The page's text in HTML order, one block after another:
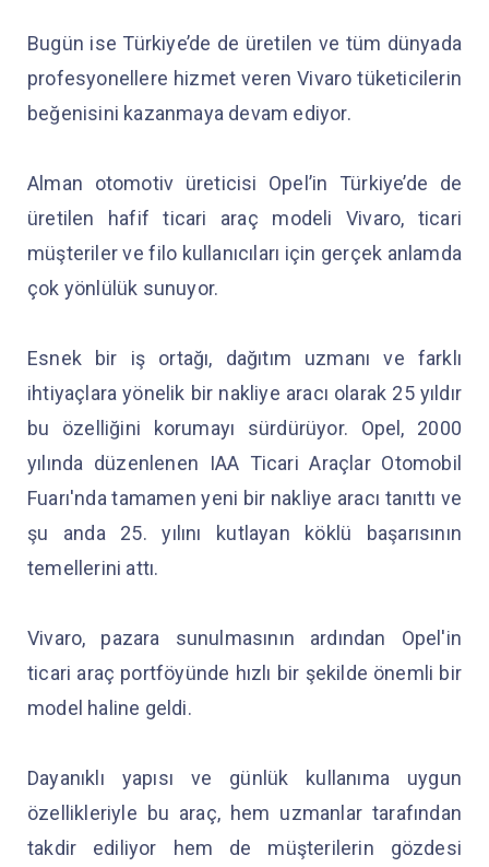
Bugün ise Türkiye’de de üretilen ve tüm dünyada
profesyonellere hizmet veren Vivaro tüketicilerin
beğenisini kazanmaya devam ediyor.
Alman otomotiv üreticisi Opel’in Türkiye’de de
üretilen hafif ticari araç modeli Vivaro, ticari
müşteriler ve filo kullanıcıları için gerçek anlamda
çok yönlülük sunuyor.
Esnek bir iş ortağı, dağıtım uzmanı ve farklı
ihtiyaçlara yönelik bir nakliye aracı olarak 25 yıldır
bu özelliğini korumayı sürdürüyor. Opel, 2000
yılında düzenlenen IAA Ticari Araçlar Otomobil
Fuarı'nda tamamen yeni bir nakliye aracı tanıttı ve
şu anda 25. yılını kutlayan köklü başarısının
temellerini attı.
Vivaro, pazara sunulmasının ardından Opel'in
ticari araç portföyünde hızlı bir şekilde önemli bir
model haline geldi.
Dayanıklı yapısı ve günlük kullanıma uygun
özellikleriyle bu araç, hem uzmanlar tarafından
takdir ediliyor hem de müşterilerin gözdesi